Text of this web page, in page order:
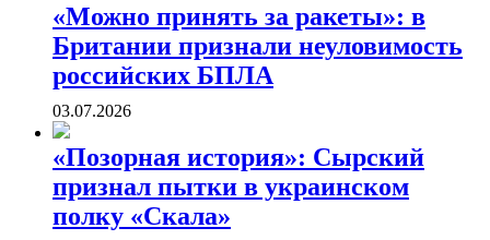
«Можно принять за ракеты»: в
Британии признали неуловимость
российских БПЛА
03.07.2026
«Позорная история»: Сырский
признал пытки в украинском
полку «Скала»